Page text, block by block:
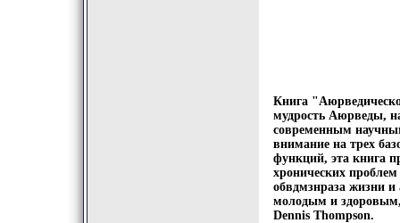
Книга
мудрость Аюрведы,
современным
внимание на трех
функций, эта книга
хронических
обвдмзнраза жизни и
молодым и здоровым,
Dennis Thompson.